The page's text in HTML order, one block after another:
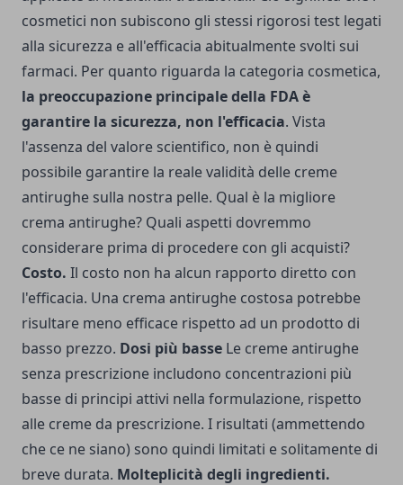
cosmetici non subiscono gli stessi rigorosi test legati
alla sicurezza e all'efficacia abitualmente svolti sui
farmaci. Per quanto riguarda la categoria cosmetica,
la preoccupazione principale della FDA è
garantire la sicurezza, non l'efficacia. Vista
l'assenza del valore scientifico, non è quindi
possibile garantire la reale validità delle creme
antirughe sulla nostra pelle. Qual è la migliore
crema antirughe? Quali aspetti dovremmo
considerare prima di procedere con gli acquisti?
Costo. Il costo non ha alcun rapporto diretto con
l'efficacia. Una crema antirughe costosa potrebbe
risultare meno efficace rispetto ad un prodotto di
basso prezzo. Dosi più basse Le creme antirughe
senza prescrizione includono concentrazioni più
basse di principi attivi nella formulazione, rispetto
alle creme da prescrizione. I risultati (ammettendo
che ce ne siano) sono quindi limitati e solitamente di
breve durata. Molteplicità degli ingredienti.